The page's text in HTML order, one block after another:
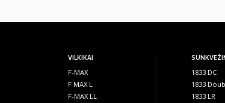
VILKIKAI
F-MAX
F MAX L
F-MAX LL
1833 DC
1833
1833 LR